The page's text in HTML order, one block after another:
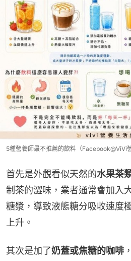
5種營養師最不推薦的飲料（Facebook@ViVi
首先是外觀看似天然的水果茶
制茶的澀味，業者通常會加入
糖漿，導致液態糖分吸收速度
上升。
其次是加了奶蓋或焦糖的咖啡